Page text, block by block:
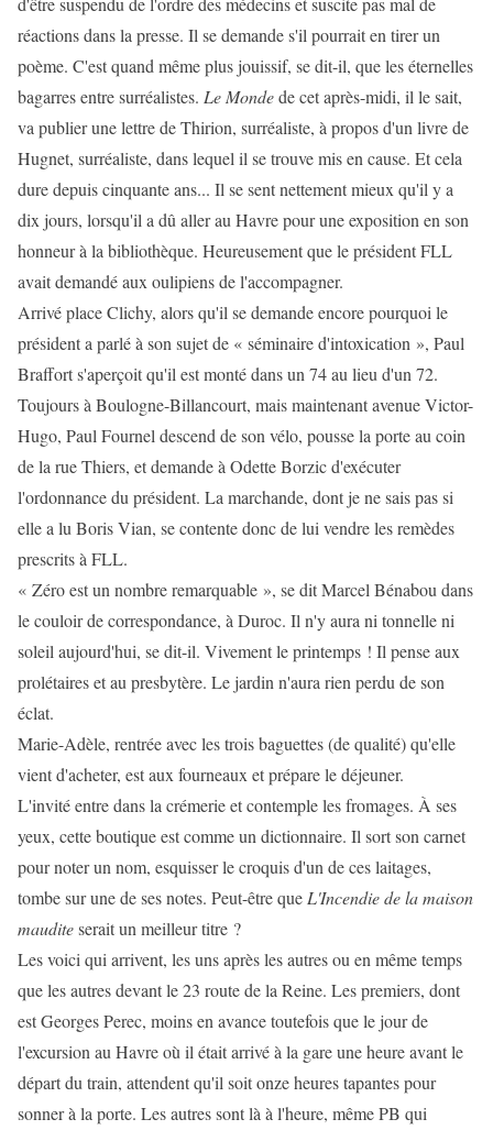
réactions dans la presse. Il se demande s'il pourrait en tirer un
poème. C'est quand même plus jouissif, se dit-il, que les éternelles
bagarres entre surréalistes. Le Mondede cet après-midi, il le sait,
va publier une lettre de Thirion, surréaliste, à propos d'un livre de
Hugnet, surréaliste, dans lequel il se trouve mis en cause. Et cela
dure depuis cinquante ans... Il se sent nettement mieux qu'il y a
dix jours, lorsqu'il a dû aller au Havre pour une exposition en son
honneur à la bibliothèque. Heureusement que le président FLL
avait demandé aux oulipiens de l'accompagner.
Arrivé place Clichy, alors qu'il se demande encore pourquoi le
président a parlé à son sujet de « séminaire d'intoxication », Paul
Braffort s'aperçoit qu'il est monté dans un 74 au lieu d'un 72.
Toujours à Boulogne-Billancourt, mais maintenant avenue Victor-
Hugo, Paul Fournel descend de son vélo, pousse la porte au coin
de la rue Thiers, et demande à Odette Borzic d'exécuter
l'ordonnance du président. La marchande, dont je ne sais pas si
elle a lu Boris Vian, se contente donc de lui vendre les remèdes
prescrits à FLL.
« Zéro est un nombre remarquable », se dit Marcel Bénabou dans
le couloir de correspondance, à Duroc. Il n'y aura ni tonnelle ni
soleil aujourd'hui, se dit-il. Vivement le printemps ! Il pense aux
prolétaires et au presbytère. Le jardin n'aura rien perdu de son
éclat.
Marie-Adèle, rentrée avec les trois baguettes (de qualité) qu'elle
vient d'acheter, est aux fourneaux et prépare le déjeuner.
L'invité entre dans la crémerie et contemple les fromages. À ses
yeux, cette boutique est comme un dictionnaire. Il sort son carnet
pour noter un nom, esquisser le croquis d'un de ces laitages,
tombe sur une de ses notes. Peut-être que L'Incendie de la maison
mauditeserait un meilleur titre ?
Les voici qui arrivent, les uns après les autres ou en même temps
que les autres devant le 23 route de la Reine. Les premiers, dont
est Georges Perec, moins en avance toutefois que le jour de
l'excursion au Havre où il était arrivé à la gare une heure avant le
départ du train, attendent qu'il soit onze heures tapantes pour
sonner à la porte. Les autres sont là à l'heure, même PB qui